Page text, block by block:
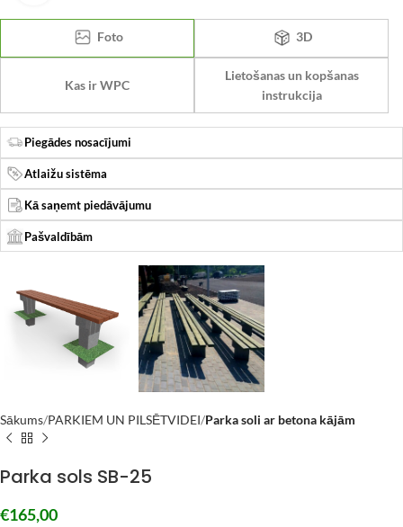
Foto 3D
Kas ir WPC
Lietošanas un kopšanas
instrukcija
Piegādes nosacījumi
Atlaižu sistēma
Kā saņemt piedāvājumu
Pašvaldībām
Sākums PARKIEM UN PILSĒTVIDEI Parka soli ar betona kājām
Parka sols SB-25
€165,00